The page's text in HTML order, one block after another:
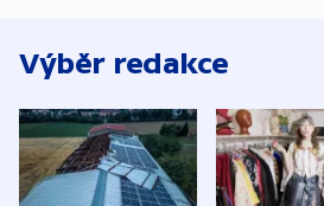
Výběr redakce